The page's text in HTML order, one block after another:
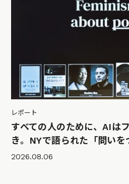
レポート
すべての人のために、AIは
き。NYで語られた「問いを
2026.08.06